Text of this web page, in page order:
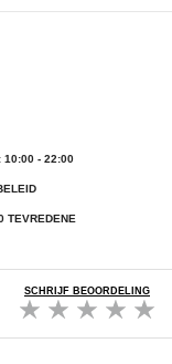
10:00 - 22:00
TEVREDENE
SCHRIJF BEOORDELING